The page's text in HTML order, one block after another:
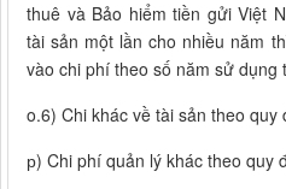
thuê và Bảo hiểm tiền gửi Việt
tài sản một lần cho nhiều năm
vào chi phí theo số năm sử dụng
o.6) Chi khác về tài sản theo quy
р) Chi phí quản lý khác theo quy